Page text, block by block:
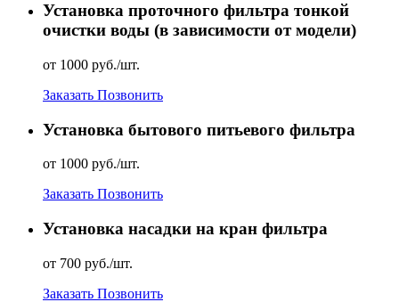
Установка проточного фильтра тонкой
очистки воды (в зависимости от модели)
от 1000 руб./шт.
Заказать Позвонить
Установка бытового питьевого фильтра
от 1000 руб./шт.
Заказать Позвонить
Установка насадки на кран фильтра
от 700 руб./шт.
Заказать Позвонить